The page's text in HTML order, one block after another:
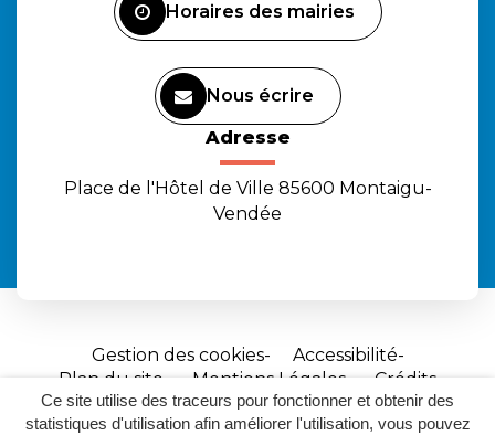
Ce site utilise des traceurs pour fonctionner et obtenir des
statistiques d'utilisation afin améliorer l'utilisation, vous pouvez
Horaires des mairies
Nous écrire
Adresse
Place de l'Hôtel de Ville 85600 Montaigu-
Vendée
Gestion des cookies
Accessibilité
Plan du site
Mentions Légales
Crédits
Site